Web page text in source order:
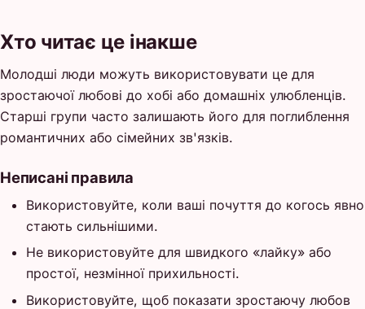
Хто читає це інакше
Молодші люди можуть використовувати це для
зростаючої любові до хобі або домашніх улюбленців.
Старші групи часто залишають його для поглиблення
романтичних або сімейних зв'язків.
Неписані правила
Використовуйте, коли ваші почуття до когось явно
стають сильнішими.
Не використовуйте для швидкого «лайку» або
простої, незмінної прихильності.
Використовуйте, щоб показати зростаючу любов